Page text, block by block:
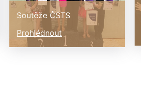
Soutěže ČSTS
Prohlédnout